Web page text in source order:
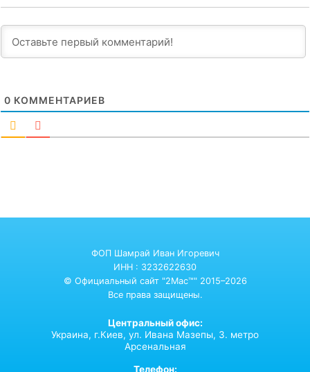
0 КОММЕНТАРИЕВ
ФОП Шамрай Иван Игоревич
ИНН : 3232622630
© Официальный сайт "2Mac™" 2015–2026
Все права защищены.
Центральный офис:
Украина, г.Киев, ул. Ивана Мазепы, 3. метро
Арсенальная
Телефон: